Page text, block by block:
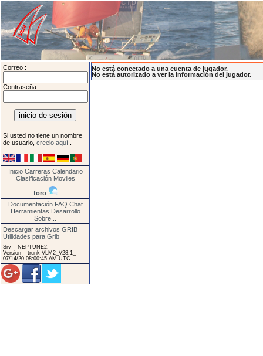
Correo :
Contraseña :
Si usted no tiene un nombre
de usuario, creelo aquí
Inicio Carreras Calendario
Clasificación Moviles
foro
Documentación FAQ Chat
Herramientas Desarrollo
Sobre...
Descargar archivos GRIB
Utilidades para Grib
Srv = NEPTUNE2.
Version = trunk VLM2_V28.1_
07/14/20 08:00:45 AM UTC
No está conectado a una cuenta de jugador.
No está autorizado a ver la información del jugador.